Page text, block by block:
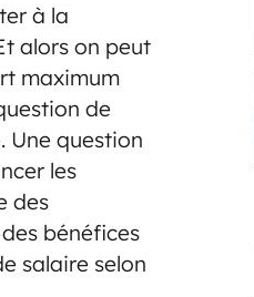
à la
alors on peut
maximum
de
Une question
les
des
bénéfices
salaire selon